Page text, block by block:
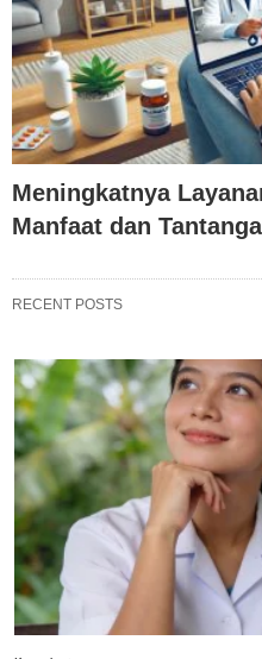
Meningkatnya
Manfaat dan
RECENT POSTS